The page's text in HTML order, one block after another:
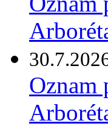
Oznam